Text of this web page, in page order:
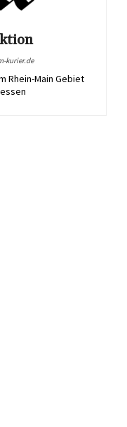
kurier.de
Rhein-Main Gebiet